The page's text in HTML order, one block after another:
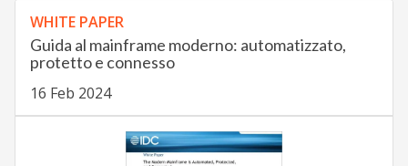
WHITE PAPER
Guida al mainframe moderno: automatizzato,
protetto e connesso
16 Feb 2024